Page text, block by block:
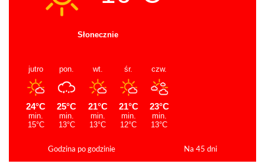
Godzina po godzinie Na 45 dni